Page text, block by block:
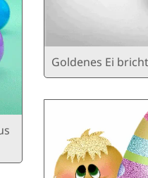
Goldenes Ei